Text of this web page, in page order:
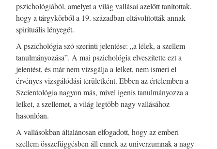
pszichológiából, amelyet a világ vallásai azelőtt tanítottak,
hogy a tárgykörből a 19. században eltávolították annak
spirituális lényegét.
A pszichológia szó szerinti jelentése: „a lélek, a szellem
tanulmányozása”. A mai pszichológia elveszítette ezt a
jelentést, és már nem vizsgálja a lelket, nem ismeri el
érvényes vizsgálódási területként. Ebben az értelemben a
Szcientológia nagyon más, mivel igenis tanulmányozza a
lelket, a szellemet, a világ legtöbb nagy vallásához
hasonlóan.
A vallásokban általánosan elfogadott, hogy az emberi
szellem összefüggésben áll ennek az univerzumnak a nagy